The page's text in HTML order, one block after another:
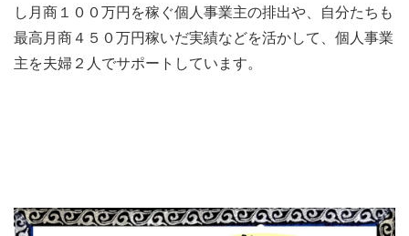
し月商１００万円を稼ぐ個人事業主の排出や、自分たちも
最高月商４５０万円稼いだ実績などを活かして、個人事業
主を夫婦２人でサポートしています。